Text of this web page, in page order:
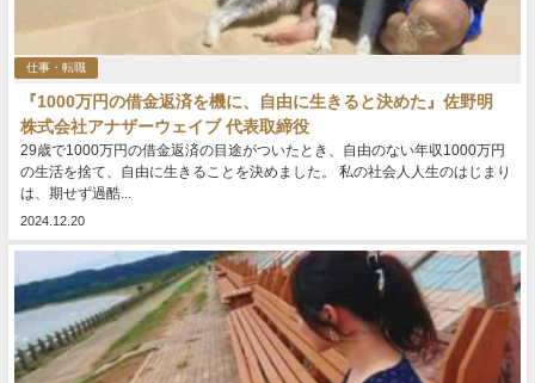
仕事・転職
『1000万円の借金返済を機に、自由に生きると決めた』佐野明
株式会社アナザーウェイブ 代表取締役
29歳で1000万円の借金返済の目途がついたとき、自由のない年収1000万円
の生活を捨て、自由に生きることを決めました。 私の社会人人生のはじまり
は、期せず過酷...
2024.12.20